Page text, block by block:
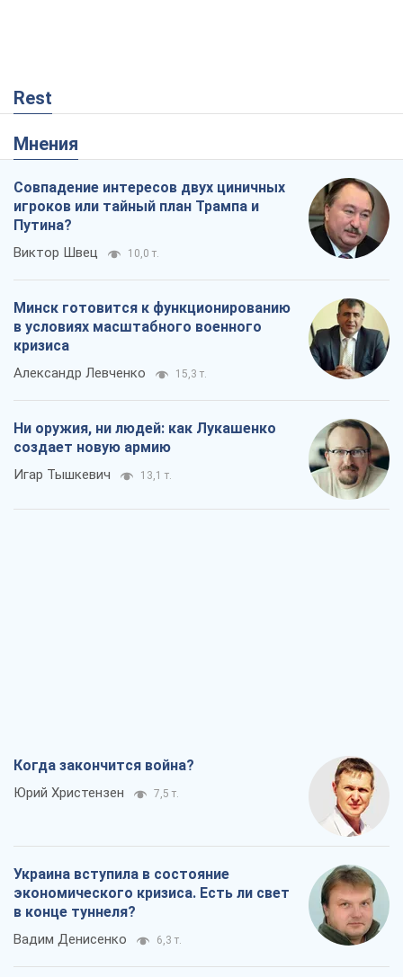
Rest
Мнения
Совпадение интересов двух циничных
игроков или тайный план Трампа и
Путина?
Виктор Швец 10,0 т.
Минск готовится к функционированию
в условиях масштабного военного
кризиса
Александр Левченко 15,3 т.
Ни оружия, ни людей: как Лукашенко
создает новую армию
Игар Тышкевич 13,1 т.
Когда закончится война?
Юрий Христензен 7,5 т.
Украина вступила в состояние
экономического кризиса. Есть ли свет
в конце туннеля?
Вадим Денисенко 6,3 т.